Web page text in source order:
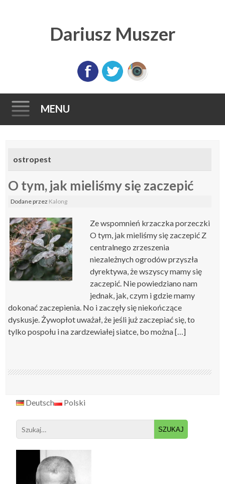
Dariusz Muszer
MENU
content
ostropest
O tym, jak mieliśmy się zaczepić
Dodaneprzez Kalong
Ze wspomnień krzaczka porzeczki
O tym, jak mieliśmy się zaczepić Z
centralnego zrzeszenia
niezależnych ogrodów przyszła
dyrektywa, że wszyscy mamy się
zaczepić. Nie powiedziano nam
jednak, jak, czym i gdzie mamy
dokonać zaczepienia. No i zaczęły się niekończące
dyskusje. Żywopłot uważał, że jeśli już zaczepiać się, to
tylko pospołu i na zardzewiałej siatce, bo można […]
Deutsch Polski
Search
for: